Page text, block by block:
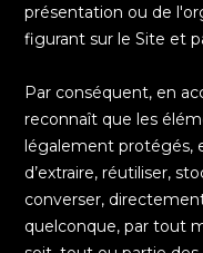
présentation ou de
figurant sur le Site et
Par conséquent, en
reconnaît que les
légalement protégés,
d’extraire, réutiliser,
converser,
quelconque, par tout